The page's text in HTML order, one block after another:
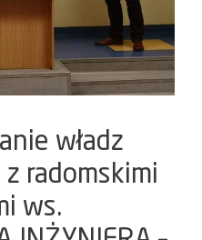
władz
radomskimi
ws.